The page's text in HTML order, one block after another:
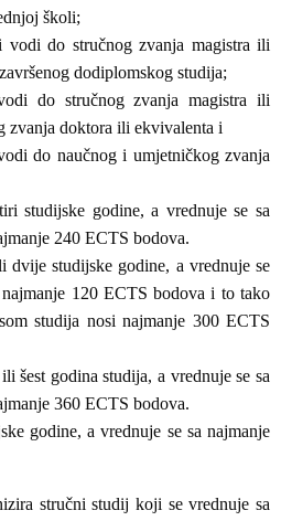
školi;
vodi do stručnog zvanja magistra ili
dodiplomskog studija;
do stručnog zvanja magistra ili
zvanja doktora ili ekvivalenta i
do naučnog i umjetničkog zvanja
studijske godine, a vrednuje se sa
240 ECTS bodova.
studijske godine, a vrednuje se
120 ECTS bodova i to tako
studija nosi najmanje 300 ECTS
šest godina studija, a vrednuje se sa
360 ECTS bodova.
godine, a vrednuje se sa najmanje
stručni studij koji se vrednuje sa